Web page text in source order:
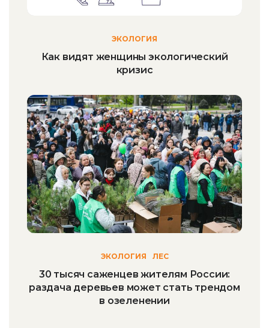
ЭКОЛОГИЯ
Как видят женщины экологический
кризис
ЭКОЛОГИЯ ЛЕС
30 тысяч саженцев жителям России:
раздача деревьев может стать трендом
в озеленении